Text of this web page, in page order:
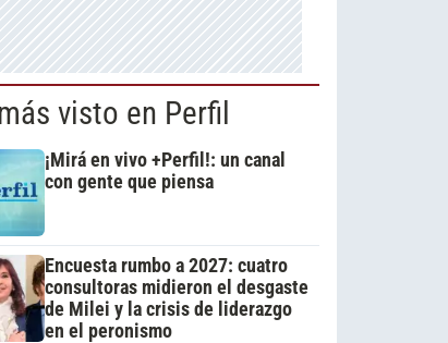
visto en Perfil
¡Mirá en vivo +Perfil!: un canal
con gente que piensa
Encuesta rumbo a 2027: cuatro
consultoras midieron el desgaste
de Milei y la crisis de liderazgo
en el peronismo